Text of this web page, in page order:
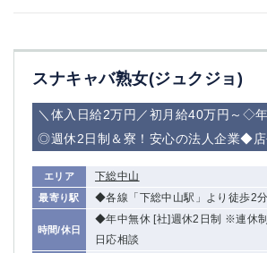
スナキャバ熟女(ジュクジョ)
＼体入日給2万円／初月給40万円～◇
◎週休2日制＆寮！安心の法人企業◆店
エリア 下総中山
最寄り駅 ◆各線「下総中山駅」より徒歩2分
時間/休日
◆年中無休 [社]週休2日制 ※連休
日応相談
蒲田
北千住
①六本木 ②西麻布
大山
赤羽
品川
蒲田東口
立川（南口）
新宿
西葛西
中野